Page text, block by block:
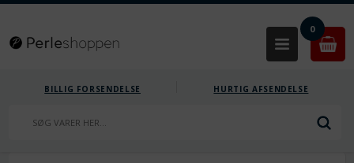
0
BILLIG FORSENDELSE HURTIG AFSENDELSE